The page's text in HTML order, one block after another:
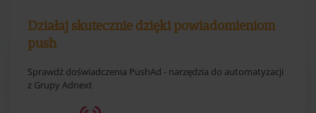
Działaj skutecznie dzięki powiadomieniom
push
Sprawdź doświadczenia PushAd - narzędzia do automatyzacji
z Grupy Adnext